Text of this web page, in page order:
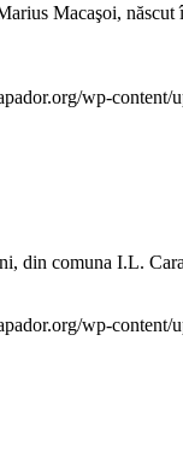
Macaşoi,
wp-content/
din comuna I.L.
wp-content/